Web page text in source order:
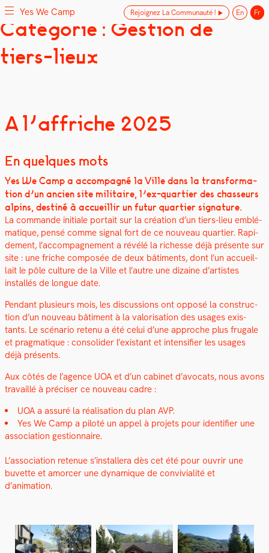
to
content
Yes We Camp
Utilisation inventive des espaces disponibles
Catégorie : Gestion de
tiers-lieux
A l’affriche 2025
En quelques mots
Yes We Camp a accom­pa­g­né la Ville dans la trans­for­ma­
tion d’un ancien site mil­i­taire, l’ex-quartier des chas­seurs
alpins, des­tiné à accueil­lir un futur quarti­er sig­na­ture.
La com­mande ini­tiale por­tait sur la créa­tion d’un tiers-lieu emblé­
ma­tique, pen­sé comme sig­nal fort de ce nou­veau quarti­er. Rapi­
de­ment, l’accompagnement a révélé la richesse déjà présente sur
site : une friche com­posée de deux bâti­ments, dont l’un accueil­
lait le pôle cul­ture de la Ville et l’autre une dizaine d’artistes
instal­lés de longue date.
Pen­dant plusieurs mois, les dis­cus­sions ont opposé la con­struc­
tion d’un nou­veau bâti­ment à la val­ori­sa­tion des usages exis­
tants. Le scé­nario retenu a été celui d’une approche plus fru­gale
et prag­ma­tique : con­solid­er l’existant et inten­si­fi­er les usages
déjà présents.
Aux côtés de l’agence UOA et d’un cab­i­net d’avocats, nous avons
tra­vail­lé à pré­cis­er ce nou­veau cadre :
UOA a assuré la réal­i­sa­tion du plan AVP.
Yes We Camp a piloté un appel à pro­jets pour iden­ti­fi­er une
asso­ci­a­tion ges­tion­naire.
L’association retenue s’installera dès cet été pour ouvrir une
buvette et amorcer une dynamique de con­vivi­al­ité et
d’animation.
Yes We Camp Rejoignez La Communauté ! En Fr